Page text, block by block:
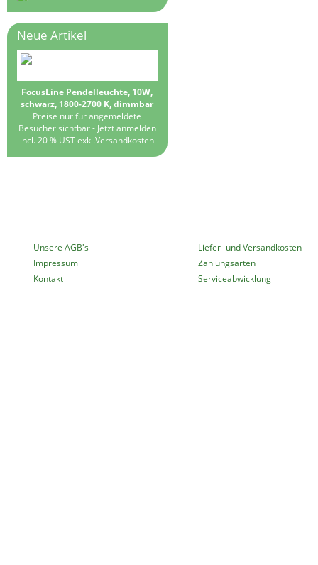
Neue Artikel
FocusLine Pendelleuchte, 10W,
schwarz, 1800-2700 K, dimmbar
Preise nur für angemeldete
Besucher sichtbar - Jetzt anmelden
incl. 20 % UST exkl.Versandkosten
Unsere AGB's
Impressum
Kontakt
Liefer- und Versandkosten
Zahlungsarten
Serviceabwicklung